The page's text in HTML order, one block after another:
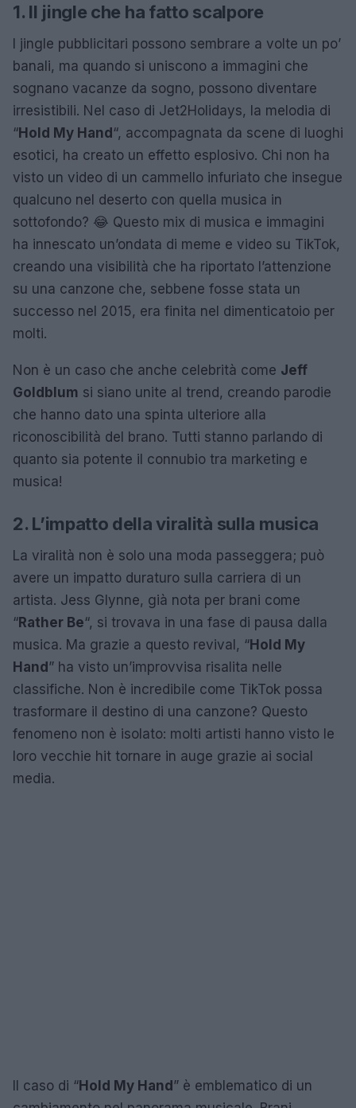
1. Il jingle che ha fatto scalpore
I jingle pubblicitari possono sembrare a volte un po’
banali, ma quando si uniscono a immagini che
sognano vacanze da sogno, possono diventare
irresistibili. Nel caso di Jet2Holidays, la melodia di
“Hold My Hand“, accompagnata da scene di luoghi
esotici, ha creato un effetto esplosivo. Chi non ha
visto un video di un cammello infuriato che insegue
qualcuno nel deserto con quella musica in
sottofondo? 😂 Questo mix di musica e immagini
ha innescato un’ondata di meme e video su TikTok,
creando una visibilità che ha riportato l’attenzione
su una canzone che, sebbene fosse stata un
successo nel 2015, era finita nel dimenticatoio per
molti.
Non è un caso che anche celebrità come Jeff
Goldblum si siano unite al trend, creando parodie
che hanno dato una spinta ulteriore alla
riconoscibilità del brano. Tutti stanno parlando di
quanto sia potente il connubio tra marketing e
musica!
2. L’impatto della viralità sulla musica
La viralità non è solo una moda passeggera; può
avere un impatto duraturo sulla carriera di un
artista. Jess Glynne, già nota per brani come
“Rather Be“, si trovava in una fase di pausa dalla
musica. Ma grazie a questo revival, “Hold My
Hand” ha visto un’improvvisa risalita nelle
classifiche. Non è incredibile come TikTok possa
trasformare il destino di una canzone? Questo
fenomeno non è isolato: molti artisti hanno visto le
loro vecchie hit tornare in auge grazie ai social
media.
Il caso di “Hold My Hand” è emblematico di un